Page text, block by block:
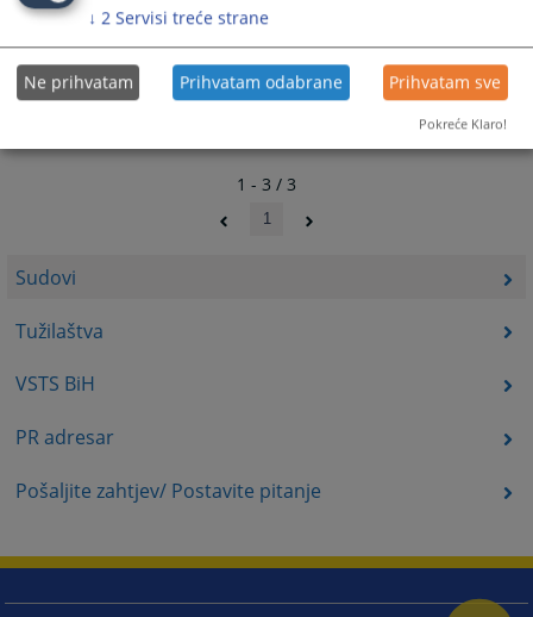
Sudovi
Tužilaštva
VSTS BiH
PR adresar
Pošaljite zahtjev/ Postavite pitanje
1 - 3 / 3
1
↓ 2 Servisi treće strane
Ne prihvatam Prihvatam odabrane Prihvatam sve
Pokreće Klaro!